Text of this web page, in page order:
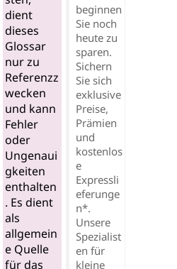
dient
dieses
Glossar
nur zu
Referenzz
wecken
und kann
Fehler
oder
Ungenaui
gkeiten
enthalten
. Es dient
als
allgemein
e Quelle
für das
beginnen
Sie noch
heute zu
sparen.
Sichern
Sie sich
exklusive
Preise,
Prämien
und
kostenlos
e
Expressli
eferunge
n*.
Unsere
Spezialist
en für
kleine